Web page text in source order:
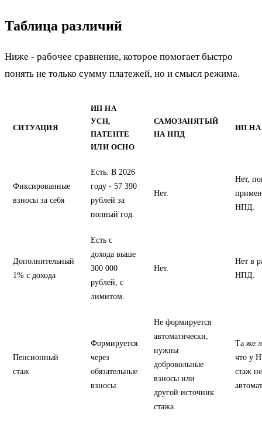
Таблица различий
Ниже - рабочее сравнение, которое помогает быстро
понять не только сумму платежей, но и смысл режима.
СИТУАЦИЯ
ИП НА
УСН,
ПАТЕНТЕ
ИЛИ ОСНО
САМОЗАНЯТЫЙ
НА НПД
ИП
Фиксированные
взносы за себя
Есть. В 2026
году - 57 390
рублей за
полный год.
Нет.
Нет,
НПД.
Дополнительный
1% с дохода
Есть с
дохода выше
300 000
рублей, с
лимитом.
Нет.
Нет в
НПД.
Пенсионный
стаж
Формируется
через
обязательные
взносы.
Не формируется
автоматически,
нужны
добровольные
взносы или
другой источник
стажа.
Та же
что у
стаж